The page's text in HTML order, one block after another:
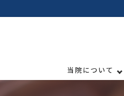
当院について